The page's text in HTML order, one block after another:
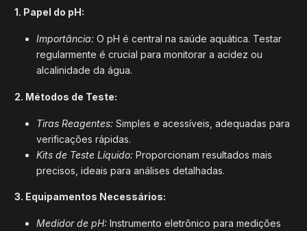
1. Papel do pH:
Importância: O pH é central na saúde aquática. Testar
regularmente é crucial para monitorar a acidez ou
alcalinidade da água.
2. Métodos de Teste:
Tiras Reagentes: Simples e acessíveis, adequadas para
verificações rápidas.
Kits de Teste Líquido: Proporcionam resultados mais
precisos, ideais para análises detalhadas.
3. Equipamentos Necessários:
Medidor de pH: Instrumento eletrônico para medições